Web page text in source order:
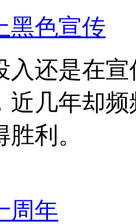
黑色宣传
入还是在
近几年却
利。
周年